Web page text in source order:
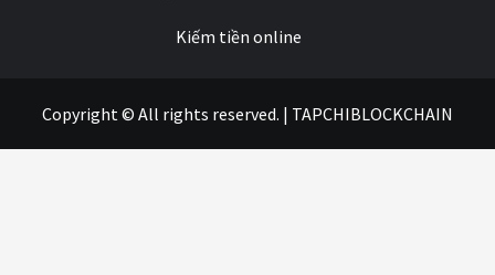
Kiếm tiền online
Copyright © All rights reserved. | TAPCHIBLOCKCHAIN